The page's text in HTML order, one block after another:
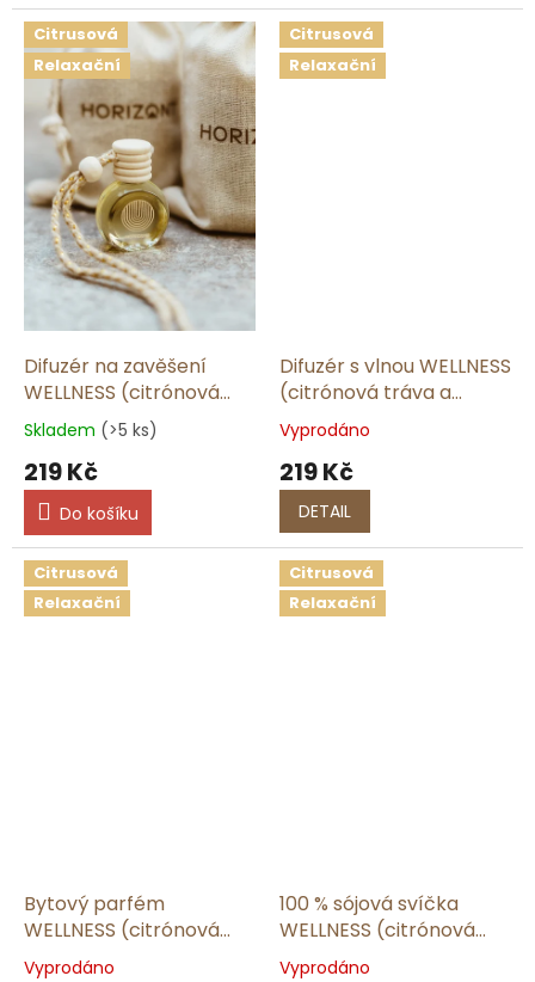
Citrusová
Relaxační
Difuzér na zavěšení
WELLNESS (citrónová
tráva a zázvor) | 9 ml
Skladem (>5 ks)
219 Kč
Do košíku
Citrusová
Relaxační
Difuzér s vlnou WELLNESS
(citrónová tráva a
zázvor)
Vyprodáno
219 Kč
DETAIL
Citrusová
Relaxační
Bytový parfém
WELLNESS (citrónová
tráva a zázvor) | 100 ml
Vyprodáno
Citrusová
Relaxační
100 % sójová svíčka
WELLNESS (citrónová
tráva a zázvor) | 180 ml
Vyprodáno